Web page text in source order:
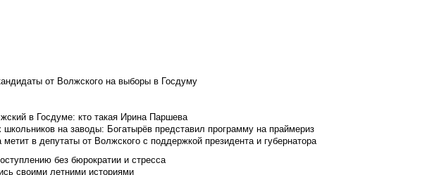
от Волжского на выборы в Госдуму
в Госдуме: кто такая Ирина Паршева
на заводы: Богатырёв представил программу на праймериз
в депутаты от Волжского с поддержкой президента и губернатора
без бюрократии и стресса
своими летними историями